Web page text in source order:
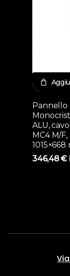
Pannello
ALU,
MC4 M/
1015×668
346,48€